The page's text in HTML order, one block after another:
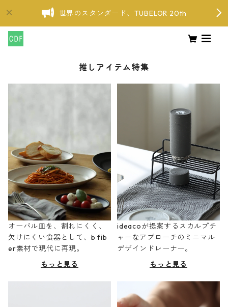
世界のスタンダード、TUBELOR 20th
推しアイテム特集
オーバル皿を、割れにくく、
欠けにくい食器として、b fib
er素材で現代に再現。
もっと見る
ideacoが提案するスカルプチ
ャーなアプローチのミニマル
デザインドレーナー。
もっと見る